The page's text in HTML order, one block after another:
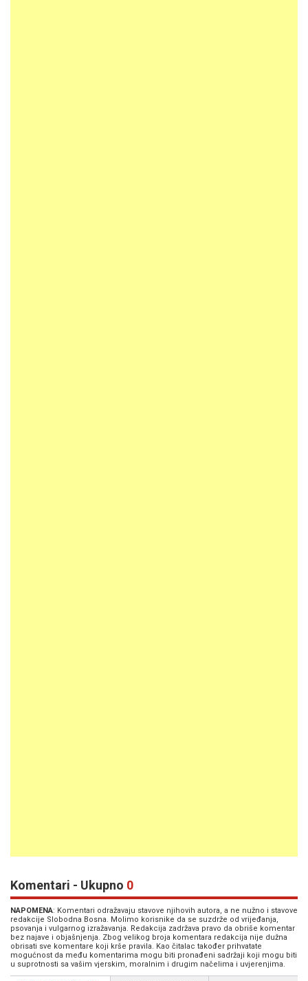
Komentari - Ukupno 0
NAPOMENA: Komentari odražavaju stavove njihovih autora, a ne nužno i stavove
redakcije Slobodna Bosna. Molimo korisnike da se suzdrže od vrijeđanja,
psovanja i vulgarnog izražavanja. Redakcija zadržava pravo da obriše komentar
bez najave i objašnjenja. Zbog velikog broja komentara redakcija nije dužna
obrisati sve komentare koji krše pravila. Kao čitalac također prihvatate
mogućnost da među komentarima mogu biti pronađeni sadržaji koji mogu biti
u suprotnosti sa vašim vjerskim, moralnim i drugim načelima i uvjerenjima.